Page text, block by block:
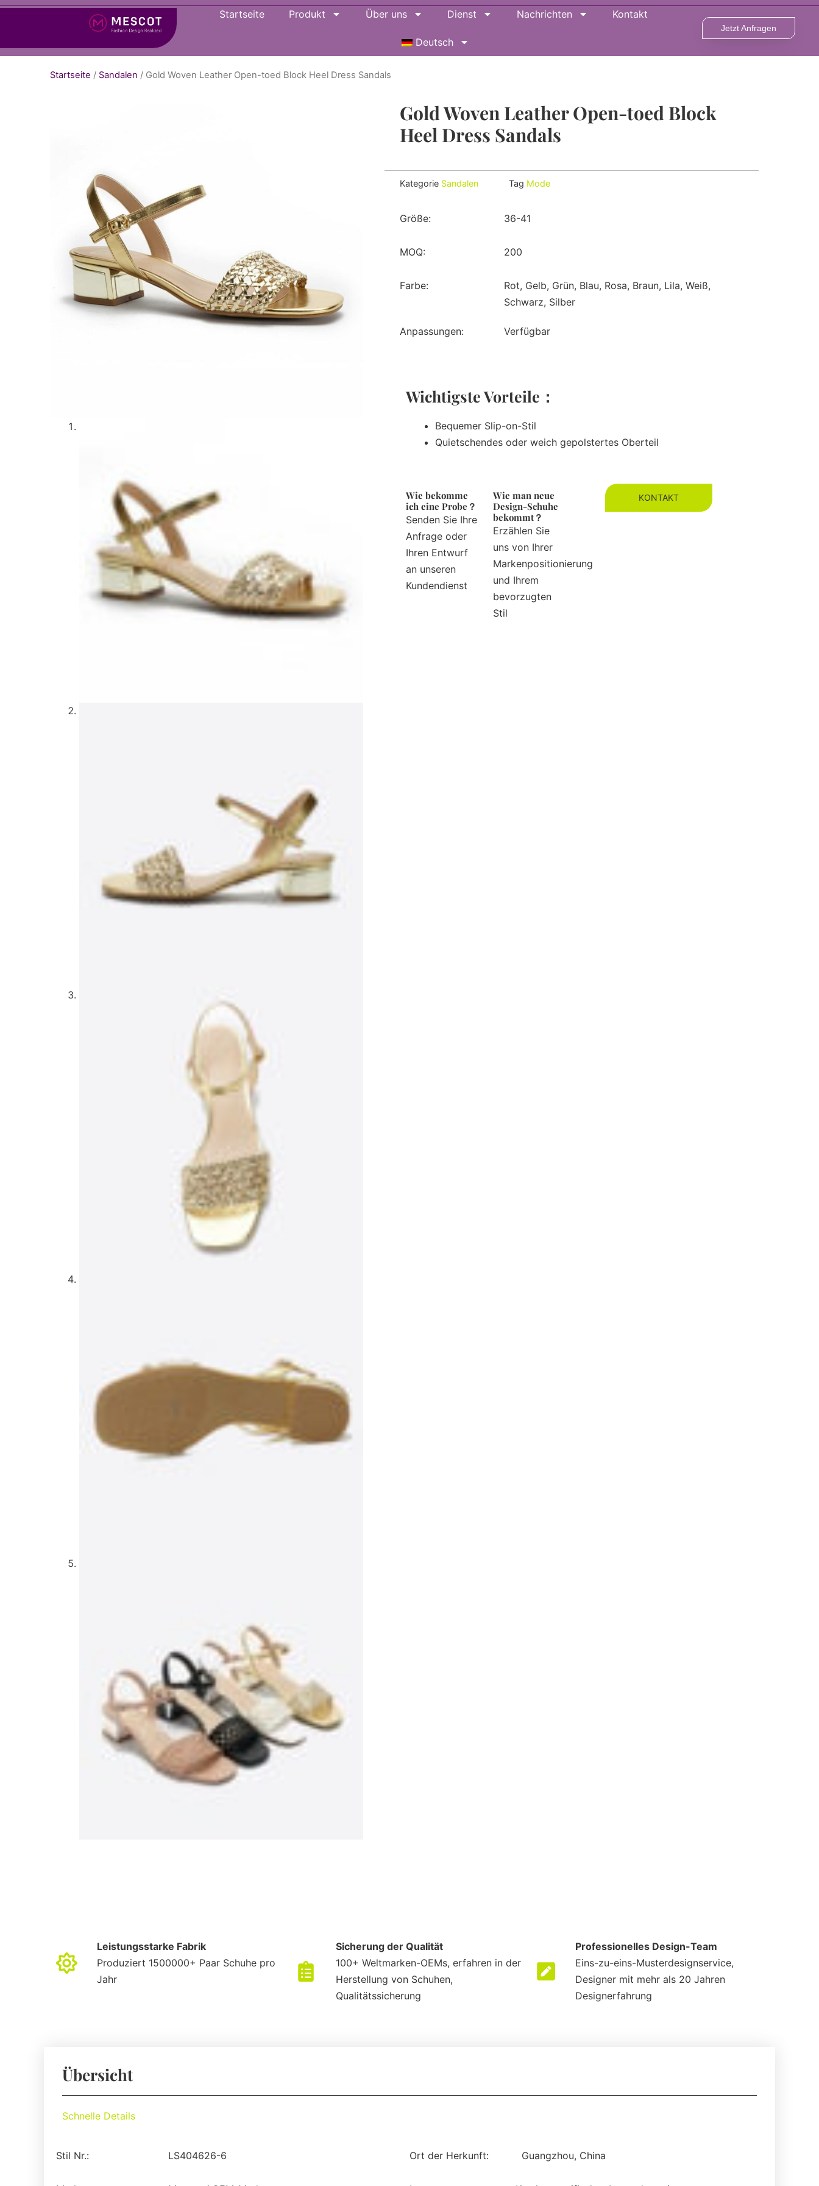
Startseite Produkt Über uns Dienst Nachrichten Kontakt
Deutsch
Jetzt Anfragen
Startseite / Sandalen / Gold Woven Leather Open-toed Block Heel Dress Sandals
Gold Woven Leather Open-toed Block
Heel Dress Sandals
Kategorie Sandalen Tag Mode
Größe: 36-41
MOQ: 200
Farbe:
Rot, Gelb, Grün, Blau, Rosa, Braun, Lila, Weiß,
Schwarz, Silber
Anpassungen: Verfügbar
Wichtigste Vorteile：
Bequemer Slip-on-Stil
Quietschendes oder weich gepolstertes Oberteil
Wie bekomme
ich eine Probe？
Senden Sie Ihre
Anfrage oder
Ihren Entwurf
an unseren
Kundendienst
Wie man neue
Design-Schuhe
bekommt？
Erzählen Sie
uns von Ihrer
Markenpositionierung
und Ihrem
bevorzugten
Stil
KONTAKT
Leistungsstarke Fabrik
Produziert 1500000+ Paar Schuhe pro
Jahr
Sicherung der Qualität
100+ Weltmarken-OEMs, erfahren in der
Herstellung von Schuhen,
Qualitätssicherung
Professionelles Design-Team
Eins-zu-eins-Musterdesignservice,
Designer mit mehr als 20 Jahren
Designerfahrung
Übersicht
Schnelle Details
Stil Nr.: LS404626-6 Ort der Herkunft: Guangzhou, China